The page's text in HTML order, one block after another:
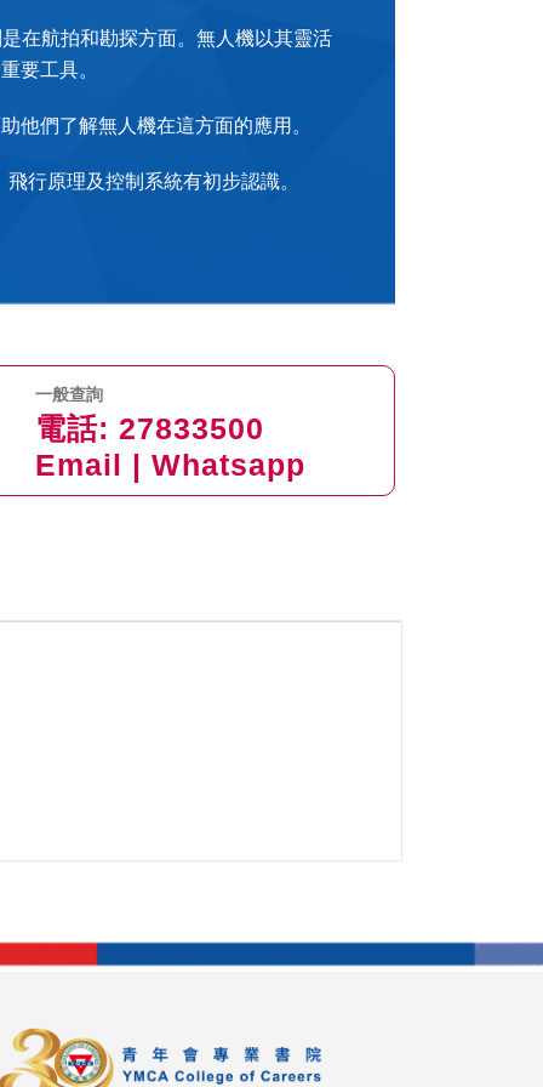
在航拍和勘探方面。無人機以其靈活
要工具。
他們了解無人機在這方面的應用。
行原理及控制系統有初步認識。
一般查詢
電話: 27833500
Email | Whatsapp